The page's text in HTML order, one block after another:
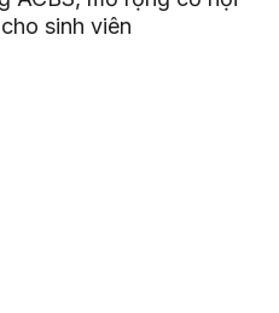
sinh viên